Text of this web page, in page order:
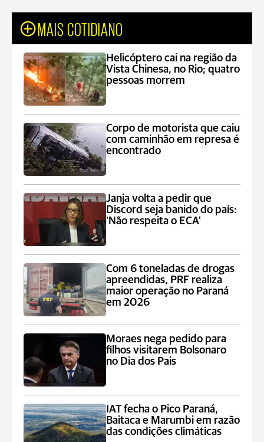
MAIS COTIDIANO
Helicóptero cai na região da
Vista Chinesa, no Rio; quatro
pessoas morrem
Corpo de motorista que caiu
com caminhão em represa é
encontrado
Janja volta a pedir que
Discord seja banido do país:
'Não respeita o ECA'
Com 6 toneladas de drogas
apreendidas, PRF realiza
maior operação no Paraná
em 2026
Moraes nega pedido para
filhos visitarem Bolsonaro
no Dia dos Pais
IAT fecha o Pico Paraná,
Baitaca e Marumbi em razão
das condições climáticas